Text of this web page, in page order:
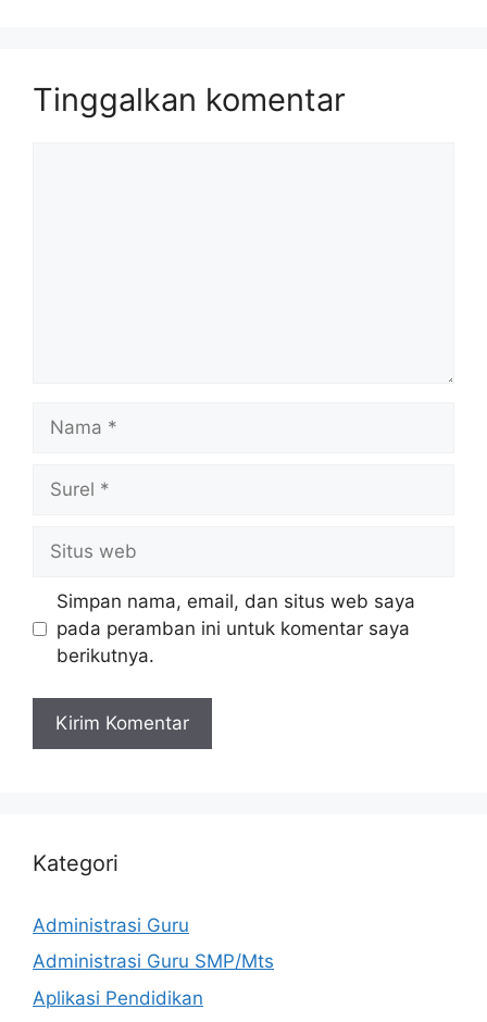
Tinggalkan komentar
Nama
Surel
Situs
web
Simpan nama, email, dan situs web saya
pada peramban ini untuk komentar saya
berikutnya.
Kategori
Administrasi Guru
Administrasi Guru SMP/Mts
Aplikasi Pendidikan